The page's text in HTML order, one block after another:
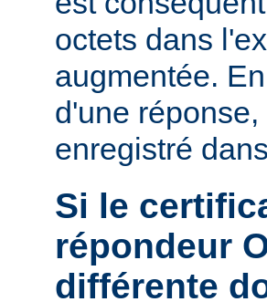
octets dans
augmentée.
d'une
enregistré
Si le
répondeur
différente